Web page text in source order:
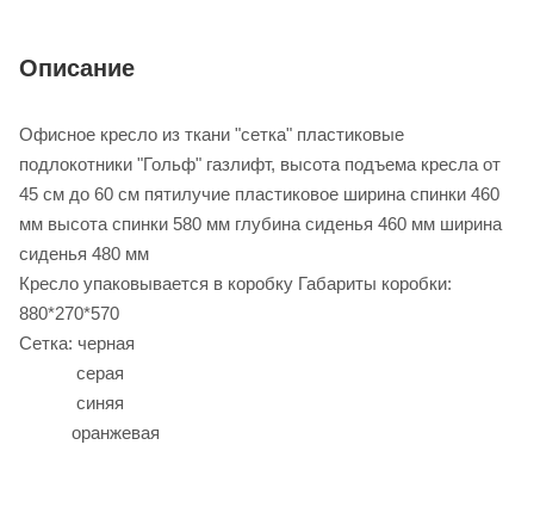
Описание
Офисное кресло из ткани "сетка" пластиковые
подлокотники "Гольф" газлифт, высота подъема кресла от
45 см до 60 см пятилучие пластиковое ширина спинки 460
мм высота спинки 580 мм глубина сиденья 460 мм ширина
сиденья 480 мм
Кресло упаковывается в коробку Габариты коробки:
880*270*570
Сетка: черная
серая
синяя
оранжевая